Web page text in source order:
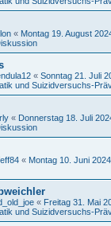
« Montag 19. August
« Sonntag 21. Juli
und Suizidversuchs-
« Donnerstag 18. Juli
« Montag 10. Juni
« Freitag 31. Mai
und Suizidversuchs-